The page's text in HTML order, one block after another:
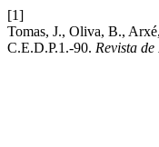
[1]
Tomas, J., Oliva, B.,
C.E.D.P.1.-90. Revista